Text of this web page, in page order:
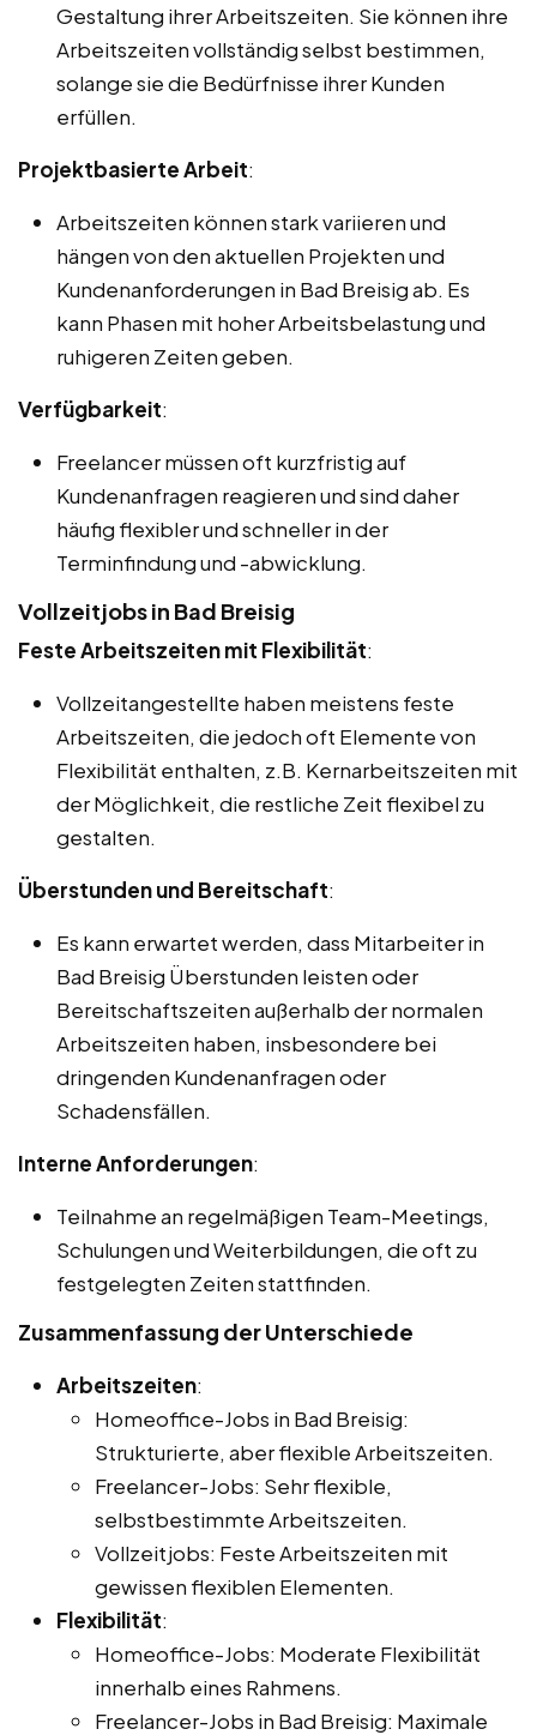
Gestaltung ihrer Arbeitszeiten. Sie können ihre
Arbeitszeiten vollständig selbst bestimmen,
solange sie die Bedürfnisse ihrer Kunden
erfüllen.
Projektbasierte Arbeit:
Arbeitszeiten können stark variieren und
hängen von den aktuellen Projekten und
Kundenanforderungen in Bad Breisig ab. Es
kann Phasen mit hoher Arbeitsbelastung und
ruhigeren Zeiten geben.
Verfügbarkeit:
Freelancer müssen oft kurzfristig auf
Kundenanfragen reagieren und sind daher
häufig flexibler und schneller in der
Terminfindung und -abwicklung.
Vollzeitjobs in Bad Breisig
Feste Arbeitszeiten mit Flexibilität:
Vollzeitangestellte haben meistens feste
Arbeitszeiten, die jedoch oft Elemente von
Flexibilität enthalten, z.B. Kernarbeitszeiten mit
der Möglichkeit, die restliche Zeit flexibel zu
gestalten.
Überstunden und Bereitschaft:
Es kann erwartet werden, dass Mitarbeiter in
Bad Breisig Überstunden leisten oder
Bereitschaftszeiten außerhalb der normalen
Arbeitszeiten haben, insbesondere bei
dringenden Kundenanfragen oder
Schadensfällen.
Interne Anforderungen:
Teilnahme an regelmäßigen Team-Meetings,
Schulungen und Weiterbildungen, die oft zu
festgelegten Zeiten stattfinden.
Zusammenfassung der Unterschiede
Arbeitszeiten:
Homeoffice-Jobs in Bad Breisig:
Strukturierte, aber flexible Arbeitszeiten.
Freelancer-Jobs: Sehr flexible,
selbstbestimmte Arbeitszeiten.
Vollzeitjobs: Feste Arbeitszeiten mit
gewissen flexiblen Elementen.
Flexibilität:
Homeoffice-Jobs: Moderate Flexibilität
innerhalb eines Rahmens.
Freelancer-Jobs in Bad Breisig: Maximale